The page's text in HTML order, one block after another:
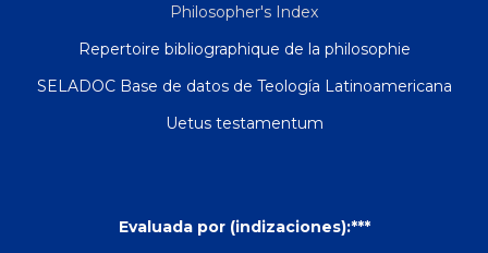
Philosopher's Index
Repertoire bibliographique de la philosophie
SELADOC Base de datos de Teología Latinoamericana
Uetus testamentum
Evaluada por (indizaciones):***